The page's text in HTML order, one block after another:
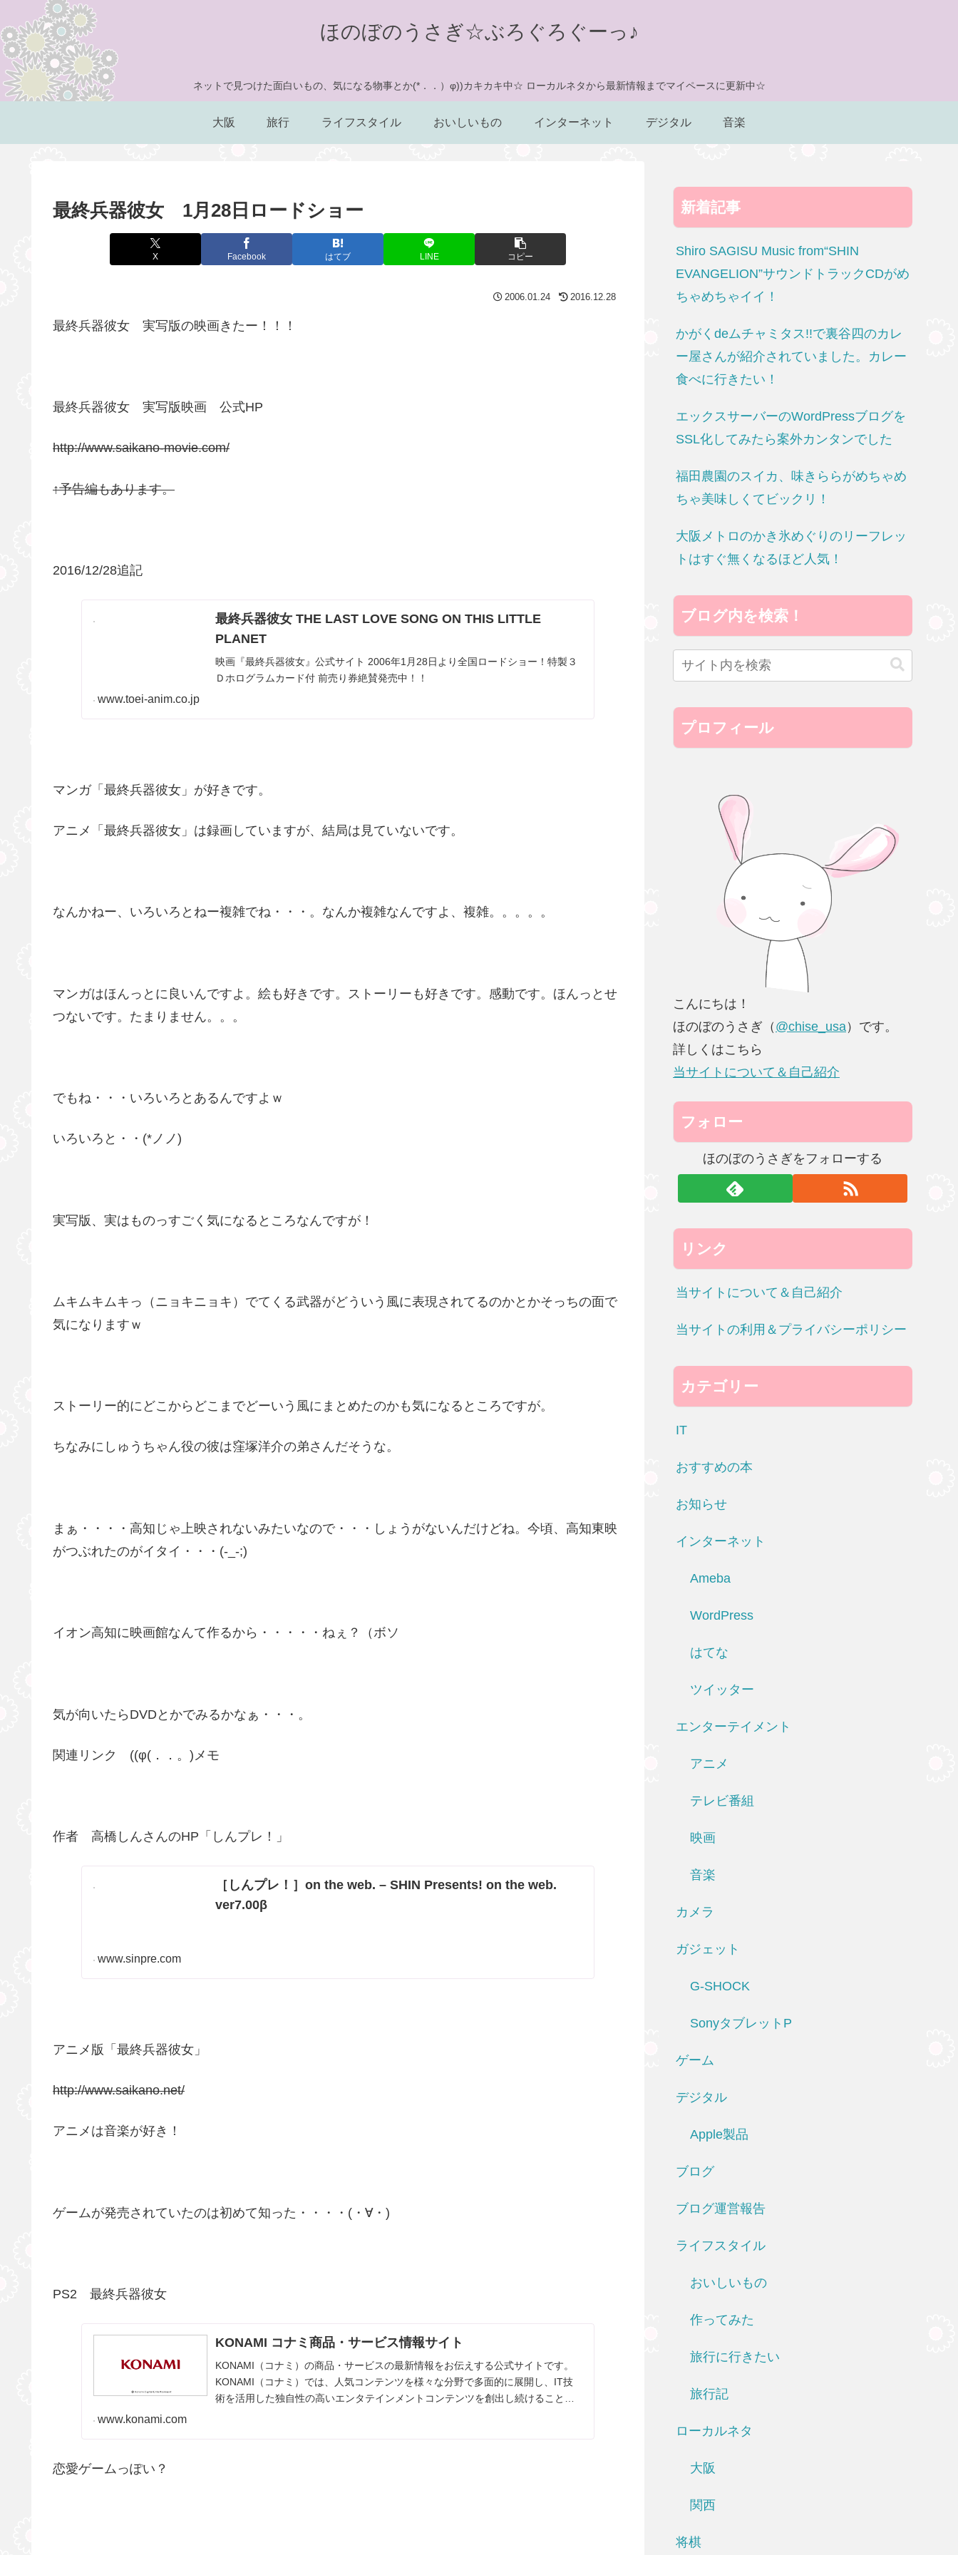
ほのぼのうさぎ☆ぶろぐろぐーっ♪
ネットで見つけた面白いもの、気になる物事とか(*．．）φ))カキカキ中☆ ローカルネタから最新情報までマイペースに更新中☆
大阪 旅行 ライフスタイル おいしいもの インターネット デジタル 音楽
最終兵器彼女 1月28日ロードショー
X Facebook はてブ LINE コピー
2006.01.24 2016.12.28
最終兵器彼女 実写版の映画きたー！！！
最終兵器彼女 実写版映画 公式HP
http://www.saikano-movie.com/
↑予告編もあります。
2016/12/28追記
最終兵器彼女 THE LAST LOVE SONG ON THIS LITTLE
PLANET
映画『最終兵器彼女』公式サイト 2006年1月28日より全国ロードショー！特製３
Ｄホログラムカード付 前売り券絶賛発売中！！
www.toei-anim.co.jp
マンガ「最終兵器彼女」が好きです。
アニメ「最終兵器彼女」は録画していますが、結局は見ていないです。
なんかねー、いろいろとねー複雑でね・・・。なんか複雑なんですよ、複雑。。。。。
マンガはほんっとに良いんですよ。絵も好きです。ストーリーも好きです。感動です。ほんっとせ
つないです。たまりません。。。
でもね・・・いろいろとあるんですよｗ
いろいろと・・(*ノノ)
実写版、実はものっすごく気になるところなんですが！
ムキムキムキっ（ニョキニョキ）でてくる武器がどういう風に表現されてるのかとかそっちの面で
気になりますｗ
ストーリー的にどこからどこまでどーいう風にまとめたのかも気になるところですが。
ちなみにしゅうちゃん役の彼は窪塚洋介の弟さんだそうな。
まぁ・・・・高知じゃ上映されないみたいなので・・・しょうがないんだけどね。今頃、高知東映
がつぶれたのがイタイ・・・(-_-;)
イオン高知に映画館なんて作るから・・・・・ねぇ？（ボソ
気が向いたらDVDとかでみるかなぁ・・・。
関連リンク ((φ(．．。)メモ
作者 高橋しんさんのHP「しんプレ！」
［しんプレ！］on the web. – SHIN Presents! on the web.
ver7.00β
www.sinpre.com
アニメ版「最終兵器彼女」
http://www.saikano.net/
アニメは音楽が好き！
ゲームが発売されていたのは初めて知った・・・・(・∀・)
PS2 最終兵器彼女
KONAMI コナミ商品・サービス情報サイト
KONAMI（コナミ）の商品・サービスの最新情報をお伝えする公式サイトです。
KONAMI（コナミ）では、人気コンテンツを様々な分野で多面的に展開し、IT技
術を活用した独自性の高いエンタテインメントコンテンツを創出し続けること
www.konami.com
恋愛ゲームっぽい？
新着記事
Shiro SAGISU Music from“SHIN
EVANGELION”サウンドトラックCDがめ
ちゃめちゃイイ！
かがくdeムチャミタス!!で裏谷四のカレ
ー屋さんが紹介されていました。カレー
食べに行きたい！
エックスサーバーのWordPressブログを
SSL化してみたら案外カンタンでした
福田農園のスイカ、味きららがめちゃめ
ちゃ美味しくてビックリ！
大阪メトロのかき氷めぐりのリーフレッ
トはすぐ無くなるほど人気！
ブログ内を検索！
プロフィール
こんにちは！
ほのぼのうさぎ（ @chise_usa ）です。
詳しくはこちら
当サイトについて＆自己紹介
フォロー
ほのぼのうさぎをフォローする
リンク
当サイトについて＆自己紹介
当サイトの利用＆プライバシーポリシー
カテゴリー
IT
おすすめの本
お知らせ
インターネット
Ameba
WordPress
はてな
ツイッター
エンターテイメント
アニメ
テレビ番組
映画
音楽
カメラ
ガジェット
G-SHOCK
SonyタブレットP
ゲーム
デジタル
Apple製品
ブログ
ブログ運営報告
ライフスタイル
おいしいもの
作ってみた
旅行に行きたい
旅行記
ローカルネタ
大阪
関西
将棋